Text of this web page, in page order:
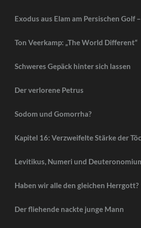
Exodus aus Elam am Persischen Golf
Ton Veerkamp: „The World Different“
Schweres Gepäck hinter sich lassen
Der verlorene Petrus
Sodom und Gomorrha?
Kapitel 16: Verzweifelte Stärke der
Levitikus, Numeri und
Haben wir alle den gleichen Herrgott?
Der fliehende nackte junge Mann